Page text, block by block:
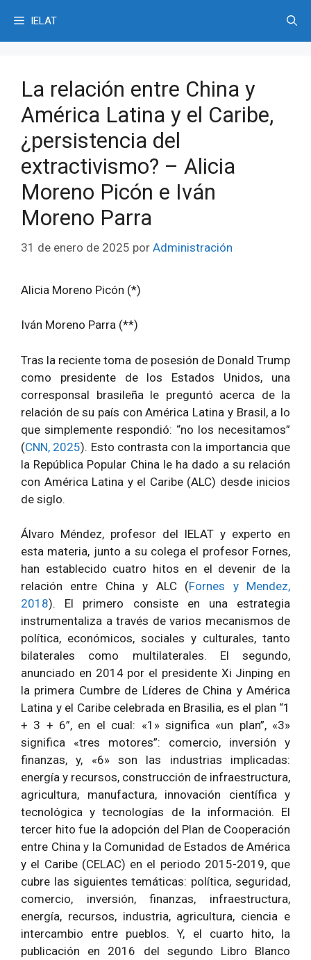
contenido
IELAT
La relación entre China y
América Latina y el Caribe,
¿persistencia del
extractivismo? – Alicia
Moreno Picón e Iván
Moreno Parra
31 de enero de 2025 por Administración
Alicia Moreno Picón (*)
Iván Moreno Parra (**)
Tras la reciente toma de posesión de Donald Trump
como presidente de los Estados Unidos, una
corresponsal brasileña le preguntó acerca de la
relación de su país con América Latina y Brasil, a lo
que simplemente respondió: “no los necesitamos”
(CNN, 2025). Esto contrasta con la importancia que
la República Popular China le ha dado a su relación
con América Latina y el Caribe (ALC) desde inicios
de siglo.
Álvaro Méndez, profesor del IELAT y experto en
esta materia, junto a su colega el profesor Fornes,
han establecido cuatro hitos en el devenir de la
relación entre China y ALC (Fornes y Mendez,
2018). El primero consiste en una estrategia
instrumentaliza a través de varios mecanismos de
política, económicos, sociales y culturales, tanto
bilaterales como multilaterales. El segundo,
anunciado en 2014 por el presidente Xi Jinping en
la primera Cumbre de Líderes de China y América
Latina y el Caribe celebrada en Brasilia, es el plan “1
+ 3 + 6”, en el cual: «1» significa «un plan”, «3»
significa «tres motores”: comercio, inversión y
finanzas, y, «6» son las industrias implicadas:
energía y recursos, construcción de infraestructura,
agricultura, manufactura, innovación científica y
tecnológica y tecnologías de la información. El
tercer hito fue la adopción del Plan de Cooperación
entre China y la Comunidad de Estados de América
y el Caribe (CELAC) en el periodo 2015-2019, que
cubre las siguientes temáticas: política, seguridad,
comercio, inversión, finanzas, infraestructura,
energía, recursos, industria, agricultura, ciencia e
intercambio entre pueblos. Y, el cuarto hito, la
publicación en 2016 del segundo Libro Blanco